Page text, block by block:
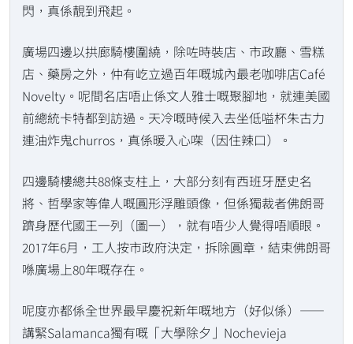
閃，真係靚到飛起。
廣場四邊以拱廊騎樓圍繞，除咗時裝店、市政廳、雪糕
店、藥房之外，仲有屹立過百年嘅城內最老咖啡店Café
Novelty。呢間名店唔止係文人雅士嘅聚腳地，就連美國
前總統卡特都到訪過。天冷嘅時候入去坐低嗌杯朱古力
連油炸鬼churros，真係暖入心㗎（因住辣口）。
四邊騎樓總共88條支柱上，大部分刻有西班牙歷史名
將、哲學家等偉人嘅圓形浮雕頭像，但係獨裁者佛朗哥
躋身歷代國王一列（圖一），就有唔少人覺得唔順眼。
2017年6月，工人按市政府決定，拆除圓章，結束佛朗哥
喺廣場上80年嘅存在。
呢度亦都係全世界最早慶祝新年嘅地方（好似係）——
講緊Salamanca獨有嘅「大學除夕」Nochevieja